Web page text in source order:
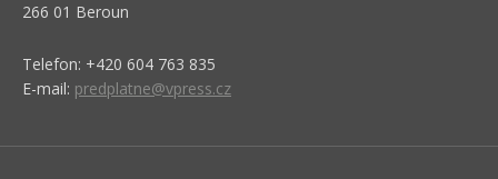
266 01 Beroun
Telefon: +420 604 763 835
E-mail: predplatne@vpress.cz